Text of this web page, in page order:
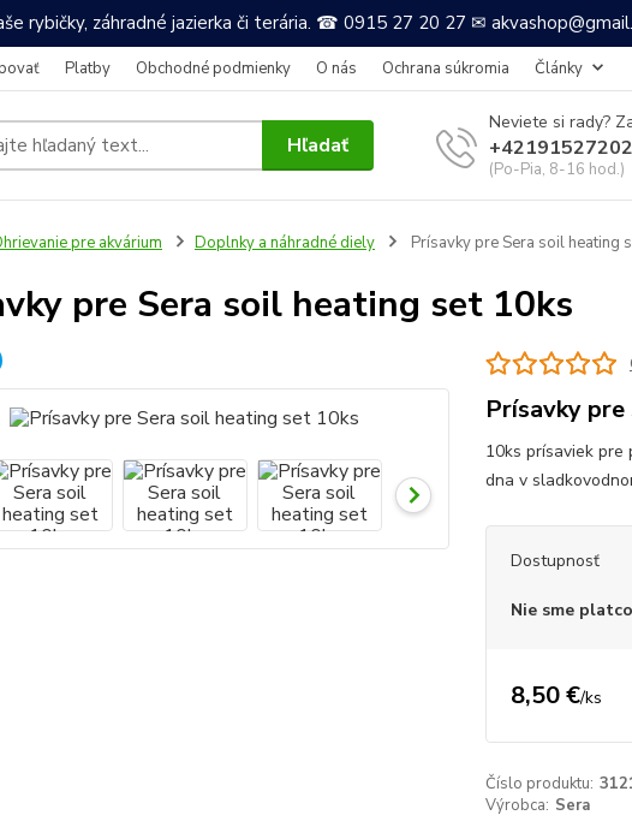
rybičky, záhradné jazierka či terária. ☎ 0915 27 20 27 ✉
Platby Obchodné podmienky O nás Ochrana súkromia Články
Hľadať
Neviete si rady?
(Po-Pia, 8-16 hod.)
pre akvárium Doplnky a náhradné diely Prísavky pre Sera soil heating
pre Sera soil heating set 10ks
Prísavky
10ks prísaviek pre
dna v
Dostupnosť
Nie sme
8,50 €/ks
Číslo produktu:
Výrobca: Sera